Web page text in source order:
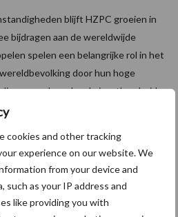
cookies and other tracking
experience on our website. We
from your device and
such as your IP address and
like providing you with
blijft HZPC groeien in
bijdragen aan de wereldwijde
spelen een belangrijke rol in het
door hun hoge
en brede inzetbaarheid.
investeren in kennis, innovatie
ook in wisselende
betrouwbare partner te zijn voor